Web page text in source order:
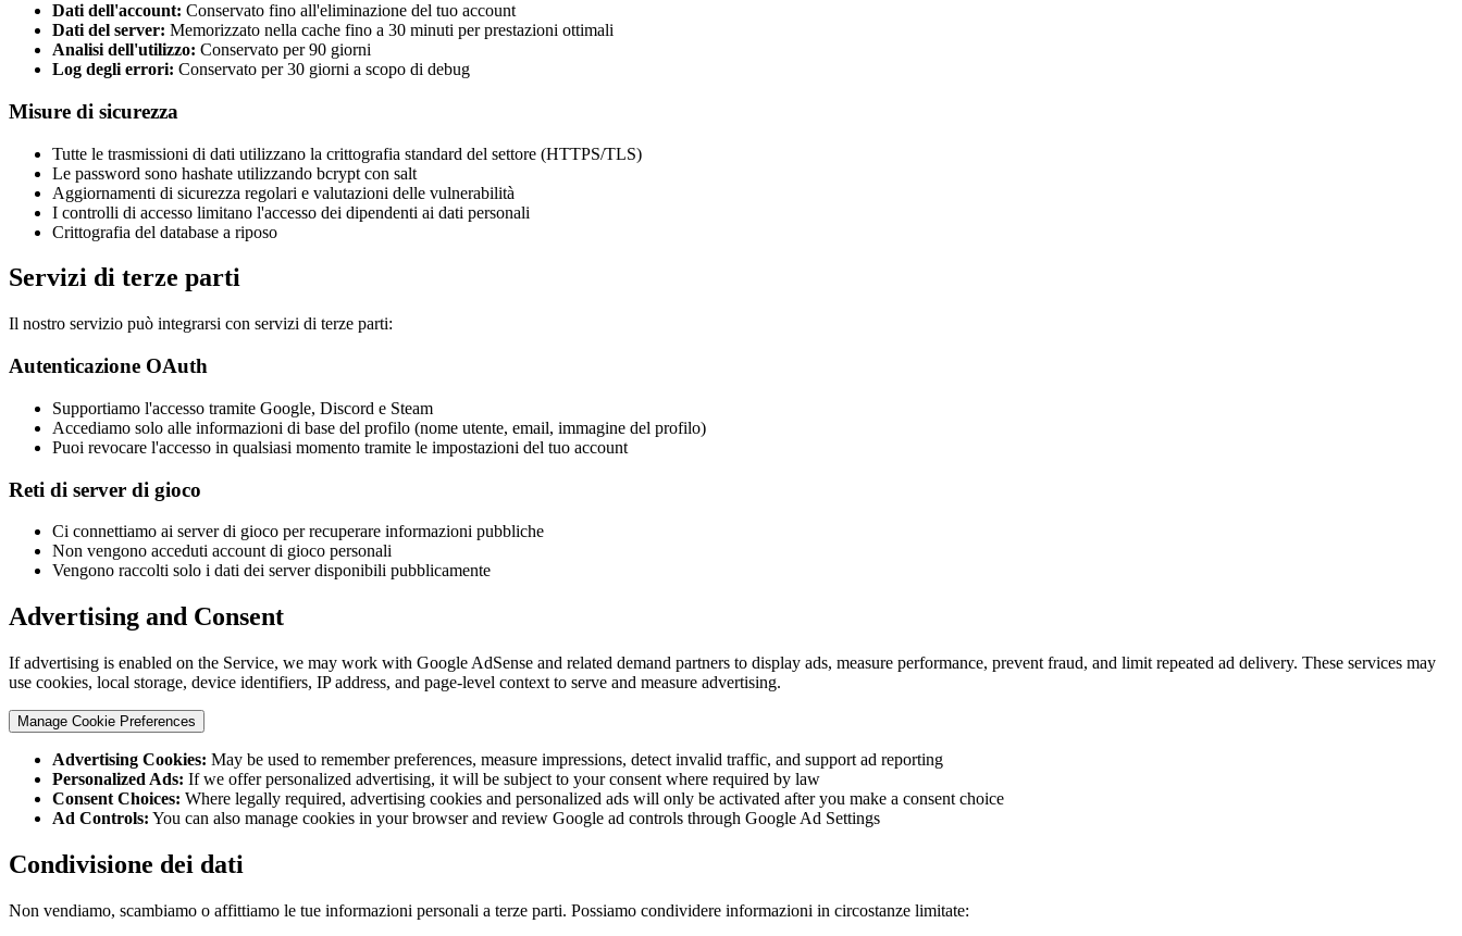
Dati dell'account: Conservato fino all'eliminazione del tuo account
Dati del server: Memorizzato nella cache fino a 30 minuti per prestazioni ottimali
Analisi dell'utilizzo: Conservato per 90 giorni
Log degli errori: Conservato per 30 giorni a scopo di debug
Misure di sicurezza
Tutte le trasmissioni di dati utilizzano la crittografia standard del settore (HTTPS/TLS)
Le password sono hashate utilizzando bcrypt con salt
Aggiornamenti di sicurezza regolari e valutazioni delle vulnerabilità
I controlli di accesso limitano l'accesso dei dipendenti ai dati personali
Crittografia del database a riposo
Servizi di terze parti
Il nostro servizio può integrarsi con servizi di terze parti:
Autenticazione OAuth
Supportiamo l'accesso tramite Google, Discord e Steam
Accediamo solo alle informazioni di base del profilo (nome utente, email, immagine del profilo)
Puoi revocare l'accesso in qualsiasi momento tramite le impostazioni del tuo account
Reti di server di gioco
Ci connettiamo ai server di gioco per recuperare informazioni pubbliche
Non vengono acceduti account di gioco personali
Vengono raccolti solo i dati dei server disponibili pubblicamente
Advertising and Consent
If advertising is enabled on the Service, we may work with Google AdSense and related demand partners to display ads, measure performance, prevent fraud, and limit repeated ad delivery. These services may
use cookies, local storage, device identifiers, IP address, and page-level context to serve and measure advertising.
Manage Cookie Preferences
Advertising Cookies: May be used to remember preferences, measure impressions, detect invalid traffic, and support ad reporting
Personalized Ads: If we offer personalized advertising, it will be subject to your consent where required by law
Consent Choices: Where legally required, advertising cookies and personalized ads will only be activated after you make a consent choice
Ad Controls: You can also manage cookies in your browser and review Google ad controls through Google Ad Settings
Condivisione dei dati
Non vendiamo, scambiamo o affittiamo le tue informazioni personali a terze parti. Possiamo condividere informazioni in circostanze limitate: